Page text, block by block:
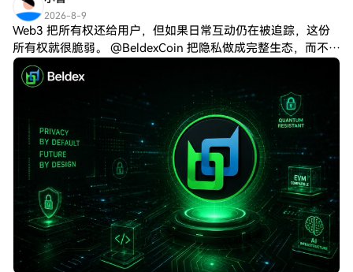
2026-8-9
Web3 把所有权还给用户，但如果日常互动仍在被追踪，这份
所有权就很脆弱。 @BeldexCoin 把隐私做成完整生态，而不是
单一功能。交易用环签名和 RingCT 保护，沟通有 BChat，上
网有